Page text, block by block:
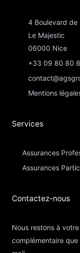
4 Boulevard de
Le Majestic
06000 Nice
+33 09 80 80
Mentions
Services
Assurances
Assurances
Contactez-nous​
Nous restons à
complémentaire